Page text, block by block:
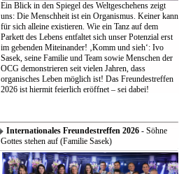
Ein Blick in den Spiegel des Weltgeschehens zeigt
uns: Die Menschheit ist ein Organismus. Keiner kann
für sich alleine existieren. Wie ein Tanz auf dem
Parkett des Lebens entfaltet sich unser Potenzial erst
im gebenden Miteinander! ‚Komm und sieh‘: Ivo
Sasek, seine Familie und Team sowie Menschen der
OCG demonstrieren seit vielen Jahren, dass
organisches Leben möglich ist! Das Freundestreffen
2026 ist hiermit feierlich eröffnet – sei dabei!
Internationales Freundestreffen 2026- Söhne
Gottes stehen auf (Familie Sasek)